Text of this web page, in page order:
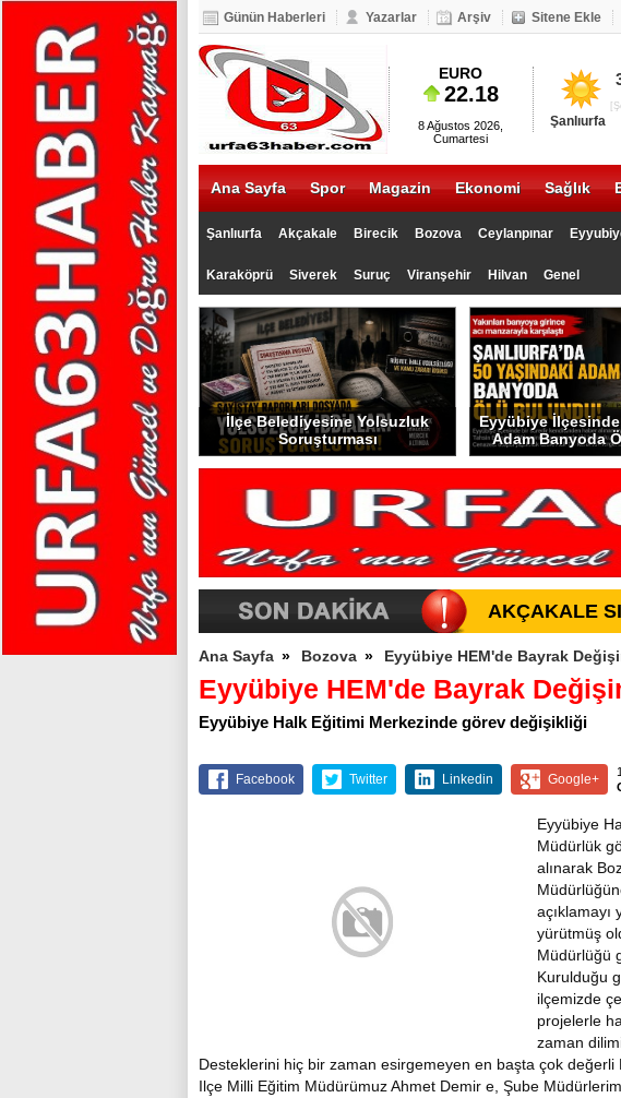
Günün Haberleri Yazarlar Arşiv Sitene Ekle
BIST 100
5.093
EURO
22.18
DOLAR
20.17
8 Ağustos 2026,
Cumartesi
Şanlıurfa
Ana Sayfa Spor Magazin Ekonomi Sağlık
Şanlıurfa Akçakale Birecik Bozova Ceylanpınar
Karaköprü Siverek Suruç Viranşehir Hilvan Genel
İlçe Belediyesine Yolsuzluk
Soruşturması
Eyyübiye İlçesinde
Adam Banyoda
AKÇAKALE
Ana Sayfa » Bozova » Eyyübiye HEM'de Bayrak
Eyyübiye HEM'de Bayrak
Eyyübiye Halk Eğitimi Merkezinde görev değişikliği
Facebook Twitter Linkedin Google+
Eyyübiye
Müdürlük
alınarak
yürütmüş
Müdürlüğü
Kurulduğu
ilçemizde
projelerle
zaman
Desteklerini hiç bir zaman esirgemeyen en başta çok değerli
Ilçe Milli Eğitim Müdürümuz Ahmet Demir e, Şube